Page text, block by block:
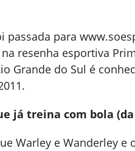
passada para
na resenha esportiva
Grande do Sul é
já treina com bola
Warley e Wanderley